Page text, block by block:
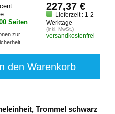
cent
Seiten
zur
227,37 €
Lieferzeit : 1-2
Werktage
(inkl. MwSt.)
versandkostenfrei
den Warenkorb
Trommel schwarz